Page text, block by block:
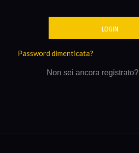
LOGIN
Password dimenticata?
Non sei ancora registrato?